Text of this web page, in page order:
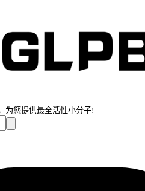
为您提供最全活性小分子!